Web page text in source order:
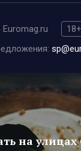
18+
на улицах